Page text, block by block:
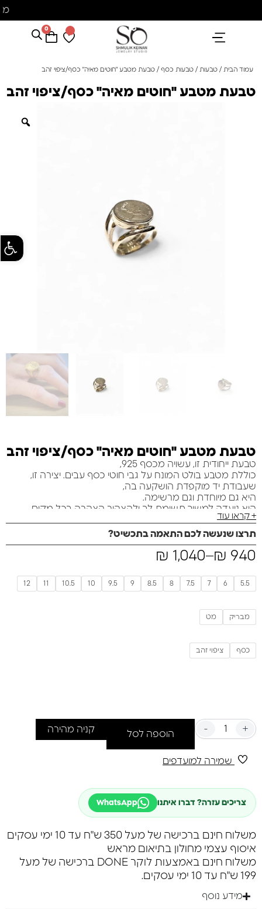
0
עמוד הבית / טבעות / טבעות כסף / טבעת מטבע "חוטים מאיה" כסף/ציפוי זהב
טבעת מטבע "חוטים מאיה" כסף/ציפוי זהב
טבעת מטבע "חוטים מאיה" כסף/ציפוי זהב
טבעת ייחודית זו, עשויה מכסף 925,
כוללת מטבע בולט המונח על גבי חוטי כסף עבים. יצירה זו,
שעבודת יד מוקפדת הושקעה בה,
היא גם מיוחדת וגם מרשימה.
היא נועדה למשוך תשומת לב ולהצהיר הצהרה בכל מקום
שתלכי אליו.
+ קראו עוד
תרצו שנעשה לכם התאמה בתכשיט?
₪ 940
–
₪ 1,040
5.5
6
7
7.5
8
8.5
9
9.5
10
10.5
11
12
מבריק מט
כסף ציפוי זהב
- +
הוספה לסל קניה מהירה
שמירה למועדפים
צריכים עזרה? דברו איתנו WhatsApp
משלוח חינם ברכישה של מעל 350 ש"ח עד 10 ימי עסקים
איסוף עצמי מחולון בתיאום מראש
משלוח חינם באמצעות לוקר DONE ברכישה של מעל
199 ש"ח עד 10 ימי עסקים.
מידע נוסף
פתח